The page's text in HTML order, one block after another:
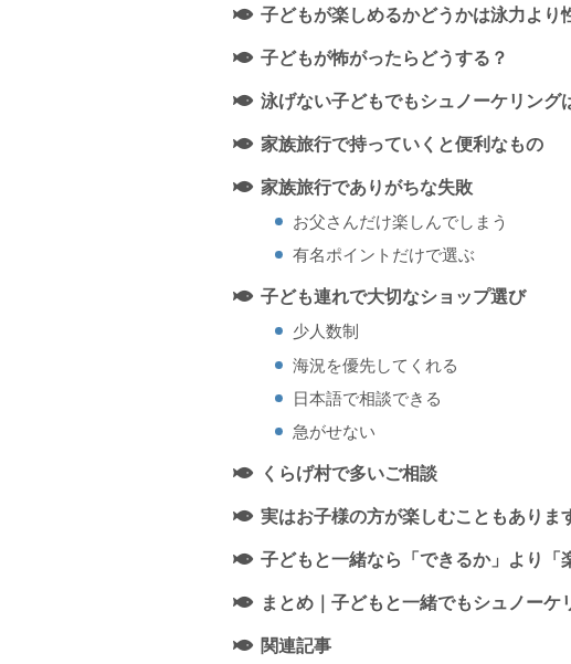
子どもが楽しめるかどうかは泳力より
子どもが怖がったらどうする？
泳げない子どもでもシュノーケリング
家族旅行で持っていくと便利なもの
家族旅行でありがちな失敗
お父さんだけ楽しんでしまう
有名ポイントだけで選ぶ
子ども連れで大切なショップ選び
少人数制
海況を優先してくれる
日本語で相談できる
急がせない
くらげ村で多いご相談
実はお子様の方が楽しむこともありま
子どもと一緒なら「できるか」より「
まとめ｜子どもと一緒でもシュノーケ
関連記事